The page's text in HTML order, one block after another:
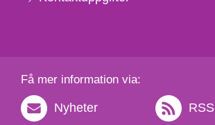
Få mer information via:
Nyheter RSS